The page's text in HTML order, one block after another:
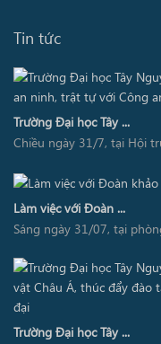
Tin tức
Trường Đại học Tây ...
Chiều ngày 31/7, tại Hội
Làm việc với Đoàn ...
Sáng ngày 31/07, tại
Trường Đại học Tây ...